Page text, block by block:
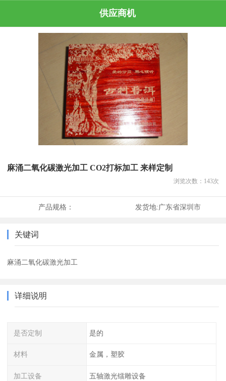
供应商机
麻涌二氧化碳激光加工 CO2打标加工 来样定制
浏览次数： 143次
产品规格： 发货地:广东省深圳市
关键词
麻涌二氧化碳激光加工
详细说明
是否定制 是的
材料 金属，塑胶
加工设备 五轴激光镭雕设备